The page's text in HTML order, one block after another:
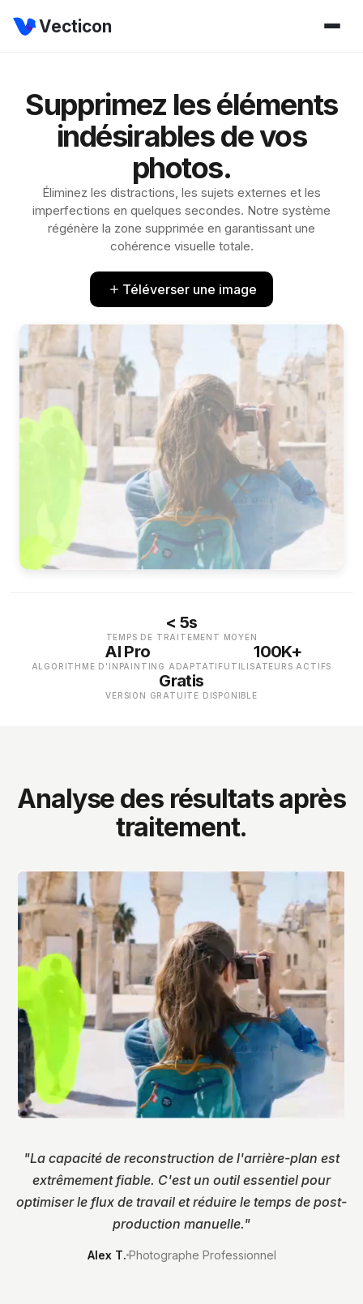
Vecticon
Supprimez les éléments
indésirables de vos
photos.
Éliminez les distractions, les sujets externes et les
imperfections en quelques secondes. Notre système
régénère la zone supprimée en garantissant une
cohérence visuelle totale.
Téléverser une image
< 5s
TEMPS DE TRAITEMENT MOYEN
AI Pro
ALGORITHME D'INPAINTING ADAPTATIF
100K+
UTILISATEURS ACTIFS
Gratis
VERSION GRATUITE DISPONIBLE
Analyse des résultats après
traitement.
"La capacité de reconstruction de l'arrière-plan est
extrêmement fiable. C'est un outil essentiel pour
optimiser le flux de travail et réduire le temps de post-
production manuelle."
Alex T. Photographe Professionnel